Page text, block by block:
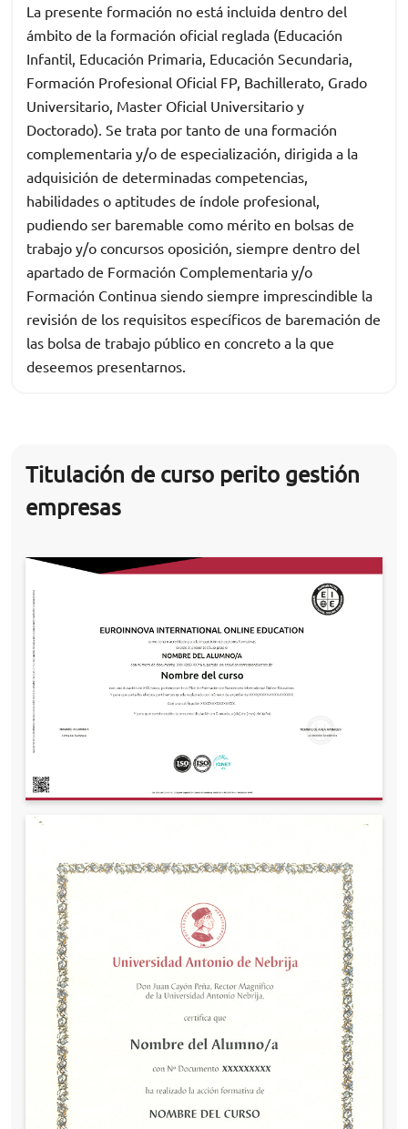
La presente formación no está incluida dentro del
ámbito de la formación oficial reglada (Educación
Infantil, Educación Primaria, Educación Secundaria,
Formación Profesional Oficial FP, Bachillerato, Grado
Universitario, Master Oficial Universitario y
Doctorado). Se trata por tanto de una formación
complementaria y/o de especialización, dirigida a la
adquisición de determinadas competencias,
habilidades o aptitudes de índole profesional,
pudiendo ser baremable como mérito en bolsas de
trabajo y/o concursos oposición, siempre dentro del
apartado de Formación Complementaria y/o
Formación Continua siendo siempre imprescindible la
revisión de los requisitos específicos de baremación de
las bolsa de trabajo público en concreto a la que
deseemos presentarnos.
Titulación de curso perito gestión
empresas